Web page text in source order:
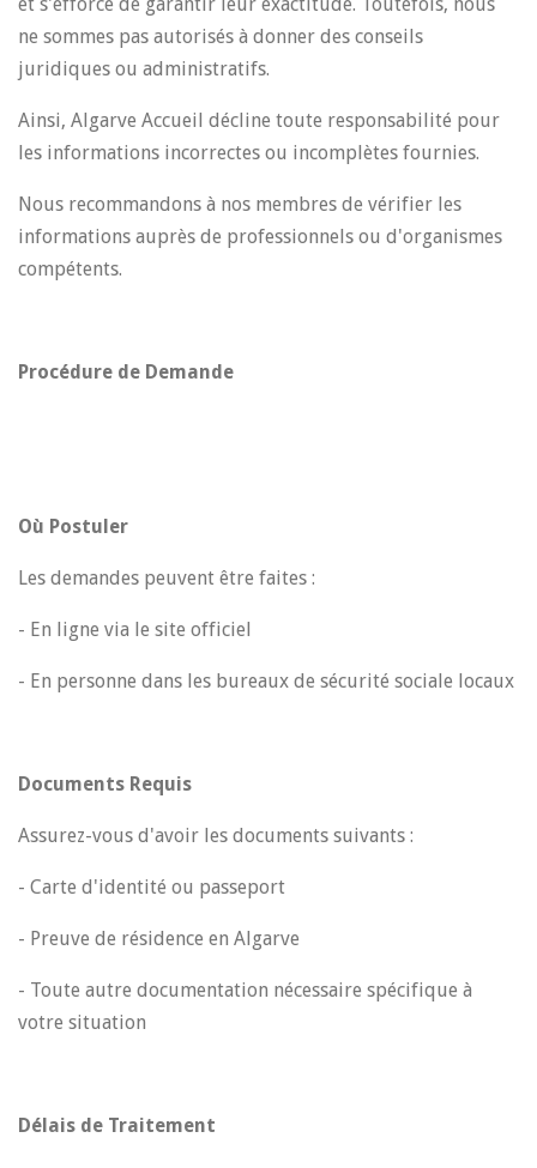
ne sommes pas autorisés à donner des conseils
juridiques ou administratifs.
Ainsi, Algarve Accueil décline toute responsabilité pour
les informations incorrectes ou incomplètes fournies.
Nous recommandons à nos membres de vérifier les
informations auprès de professionnels ou d'organismes
compétents.
Procédure de Demande
Où Postuler
Les demandes peuvent être faites :
- En ligne via le site officiel
- En personne dans les bureaux de sécurité sociale locaux
Documents Requis
Assurez-vous d'avoir les documents suivants :
- Carte d'identité ou passeport
- Preuve de résidence en Algarve
- Toute autre documentation nécessaire spécifique à
votre situation
Délais de Traitement